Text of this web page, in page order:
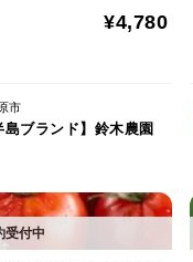
¥4,780
市
島ブランド】鈴木農園